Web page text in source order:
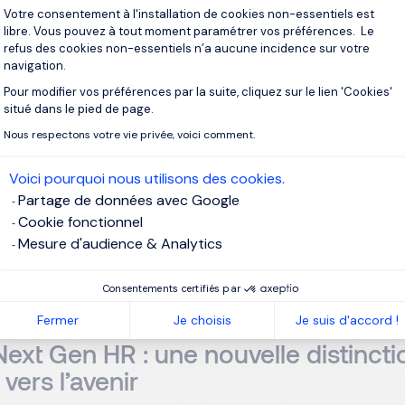
Votre consentement à l'installation de cookies non-essentiels est
libre. Vous pouvez à tout moment paramétrer vos préférences. Le
refus des cookies non-essentiels n’a aucune incidence sur votre
navigation.
Pour modifier vos préférences par la suite, cliquez sur le lien 'Cookies'
situé dans le pied de page.
Nous respectons votre vie privée, voici comment.
Voici pourquoi nous utilisons des cookies.
Partage de données avec Google
Cookie fonctionnel
Mesure d'audience & Analytics
Consentements certifiés par
Fermer Je choisis Je suis d'accord !
Axeptio consent
Imerys, Vincent Lecerf incarne une vision stratégique et
fondée sur une compréhension approfondie des
il illustre pleinement le rôle clé des RH dans la
Trophée du DRH de l’année était composé
Transdev, Rémi Boyer, Group Deputy CEO chez Clariane
; Marie de La Roche Kerandraon, Chief People Officer
d’Unibail-Rodamco-Westfield ; Benoît Serre, Co-
la SAUR ; Anne Gautier, HR Senior Advisor chez Mailinblack
Gen HR : une nouvelle
l’avenir